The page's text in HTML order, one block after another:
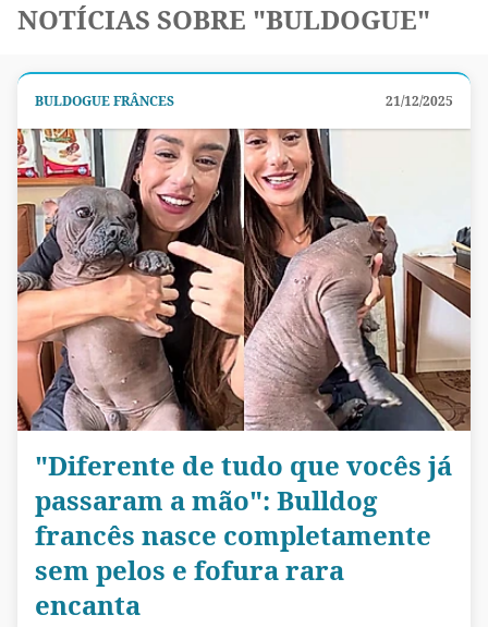
NOTÍCIAS SOBRE "BULDOGUE"
BULDOGUE FRÂNCES 21/12/2025
"Diferente de tudo que vocês já
passaram a mão": Bulldog
francês nasce completamente
sem pelos e fofura rara
encanta